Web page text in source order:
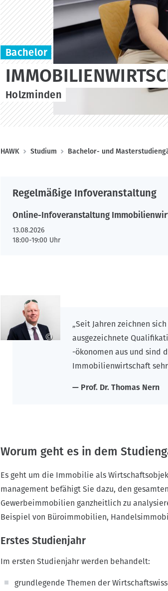
o
n
Bachelor
Holzminden
P
HAWK Studium Bachelor- und
Regelmäßige Infoveranstaltung
Online-Infoveranstaltung
13.08.2026
18:00-19:00 Uhr
©
„Seit Jahren zeichnen
ausgezeichnete
-ökonomen aus und sind
Immobilienwirtschaft sehr
Prof. Dr. Thomas Nern
Worum geht es in dem
Es geht um die Immobilie als
management befähigt Sie dazu, den
Gewerbeimmobilien ganzheitlich zu
Beispiel von Büroimmobilien,
Erstes Studienjahr
Im ersten Studienjahr werden behandelt:
grundlegende Themen der